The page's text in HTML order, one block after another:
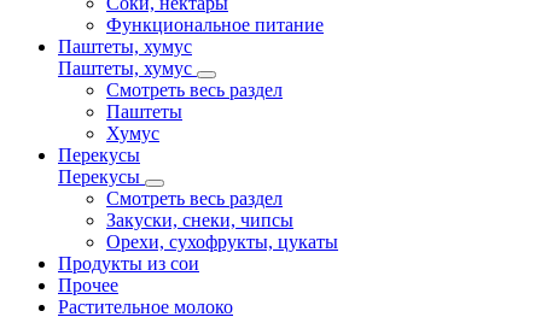
Функциональное питание
Паштеты, хумус
Паштеты, хумус
Смотреть весь раздел
Паштеты
Хумус
Перекусы
Перекусы
Смотреть весь раздел
Закуски, снеки, чипсы
Орехи, сухофрукты, цукаты
Продукты из сои
Прочее
Растительное молоко